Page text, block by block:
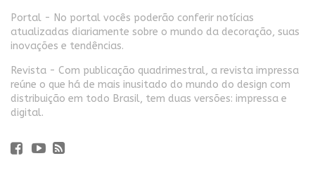
Portal - No portal vocês poderão conferir notícias
atualizadas diariamente sobre o mundo da decoração, suas
inovações e tendências.
Revista - Com publicação quadrimestral, a revista impressa
reúne o que há de mais inusitado do mundo do design com
distribuição em todo Brasil, tem duas versões: impressa e
digital.